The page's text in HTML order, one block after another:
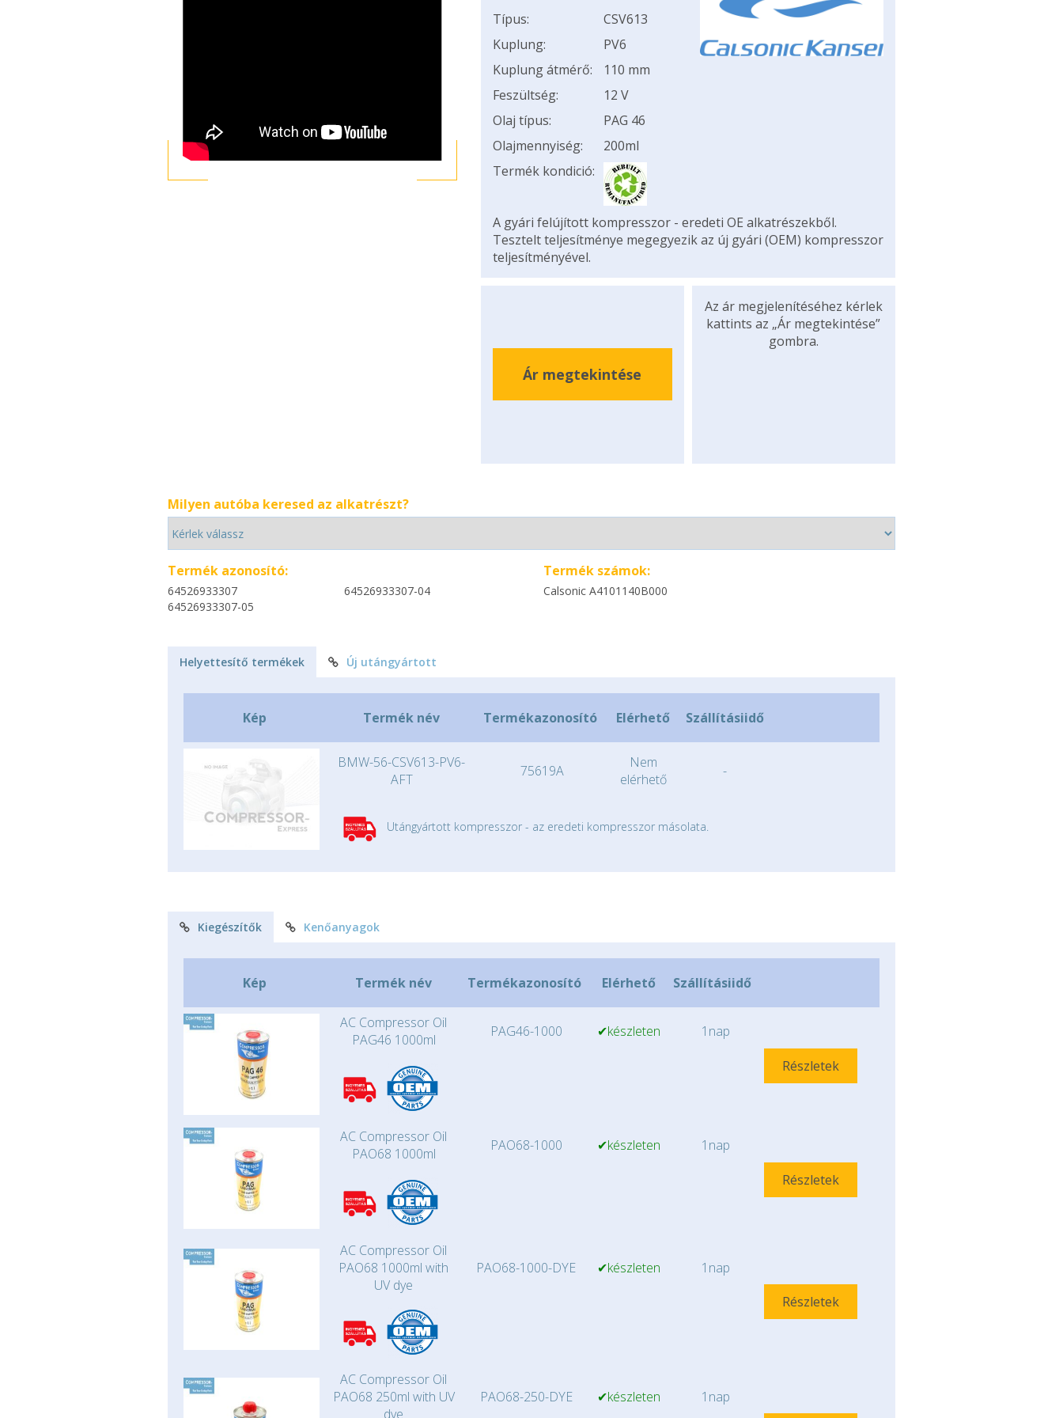
Típus:
CSV613
Kuplung:
PV6
Kuplung átmérő:
110 mm
Feszültség:
12 V
Olaj típus:
PAG 46
Olajmennyiség:
200ml
Termék kondició:
A gyári felújított kompresszor - eredeti OE alkatrészekből.
Tesztelt teljesítménye megegyezik az új gyári (OEM) kompresszor
teljesítményével.
Ár megtekintése
Az ár megjelenítéséhez kérlek
kattints az „Ár megtekintése”
gombra.
Milyen autóba keresed az alkatrészt?
Termék azonosító:
64526933307
64526933307-04
64526933307-05
Termék számok:
Calsonic A4101140B000
Helyettesítő termékek Új utángyártott
Kép Termék név Termékazonosító Elérhető Szállításiidő
BMW-56-CSV613-PV6-
AFT
75619A
Nem
elérhető
-
Utángyártott kompresszor - az eredeti kompresszor másolata.
Kiegészítők Kenőanyagok
Kép Termék név Termékazonosító Elérhető Szállításiidő
AC Compressor Oil
PAG46 1000ml
PAG46-1000 ✔készleten
1nap
Részletek
AC Compressor Oil
PAO68 1000ml
PAO68-1000 ✔készleten
1nap
Részletek
AC Compressor Oil
PAO68 1000ml with
UV dye
PAO68-1000-DYE ✔készleten
1nap
Részletek
AC Compressor Oil
PAO68 250ml with UV
dye
PAO68-250-DYE ✔készleten 1nap